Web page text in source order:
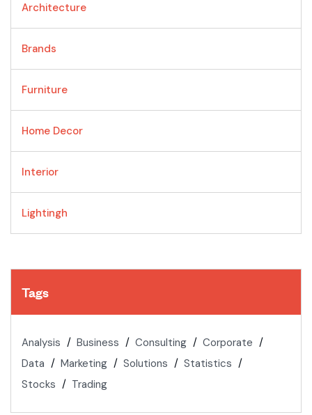
Architecture
Brands
Furniture
Home Decor
Interior
Lightingh
Tags
Analysis Business Consulting
Corporate
Data
Marketing Solutions
Statistics
Stocks
Trading